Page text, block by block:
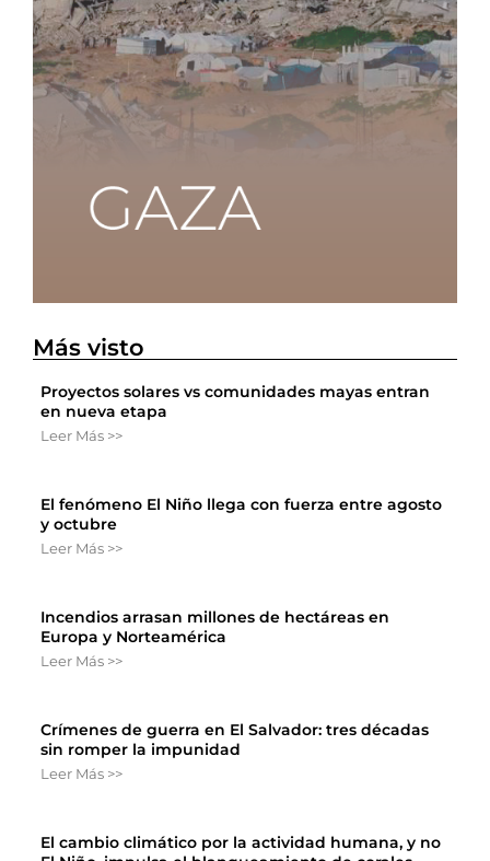
Más visto
Proyectos solares vs comunidades mayas entran
en nueva etapa
Leer Más >>
El fenómeno El Niño llega con fuerza entre agosto
y octubre
Leer Más >>
Incendios arrasan millones de hectáreas en
Europa y Norteamérica
Leer Más >>
Crímenes de guerra en El Salvador: tres décadas
sin romper la impunidad
Leer Más >>
El cambio climático por la actividad humana, y no